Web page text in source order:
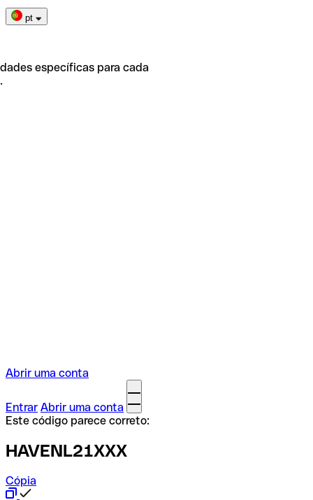
pt
específicas para cada
Abrir uma conta
Entrar Abrir uma conta
Este código parece correto:
HAVENL21XXX
Cópia